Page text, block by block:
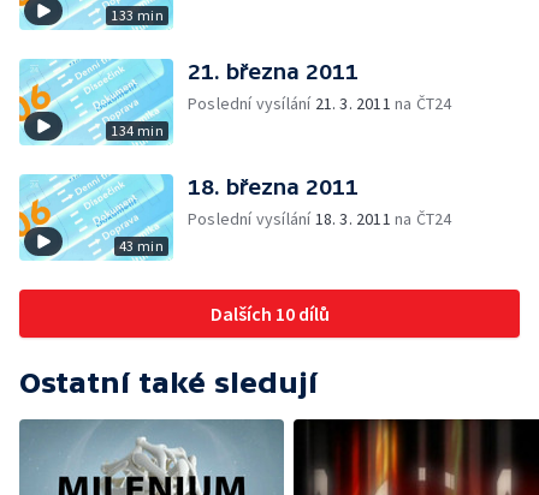
133 min
134 min
21. března 2011
Poslední vysílání 21. 3. 2011 na ČT24
43 min
18. března 2011
Poslední vysílání18. 3. 2011 na ČT24
Dalších 10 dílů
Ostatní také sledují